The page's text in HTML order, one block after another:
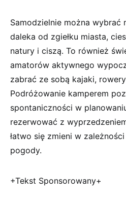
Samodzielnie można wybrać
daleka od zgiełku miasta,
natury i ciszą. To również
amatorów aktywnego
zabrać ze sobą kajaki,
Podróżowanie kamperem
spontaniczności w
rezerwować z
łatwo się zmieni w
pogody.
+Tekst Sponsorowany+